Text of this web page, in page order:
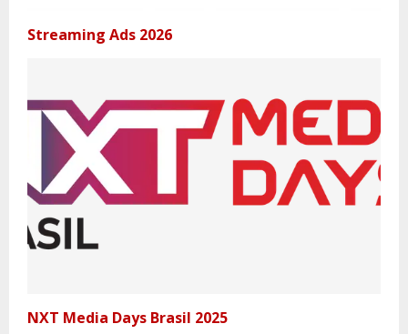
Streaming Ads 2026
NXT Media Days Brasil 2025